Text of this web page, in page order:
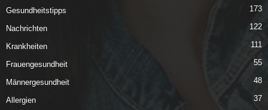
Gesundheitstipps 173
Nachrichten 122
Krankheiten 111
Frauengesundheit 55
Männergesundheit 48
Allergien 37